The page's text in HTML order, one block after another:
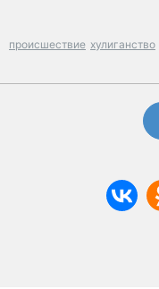
происшествие хулиганство